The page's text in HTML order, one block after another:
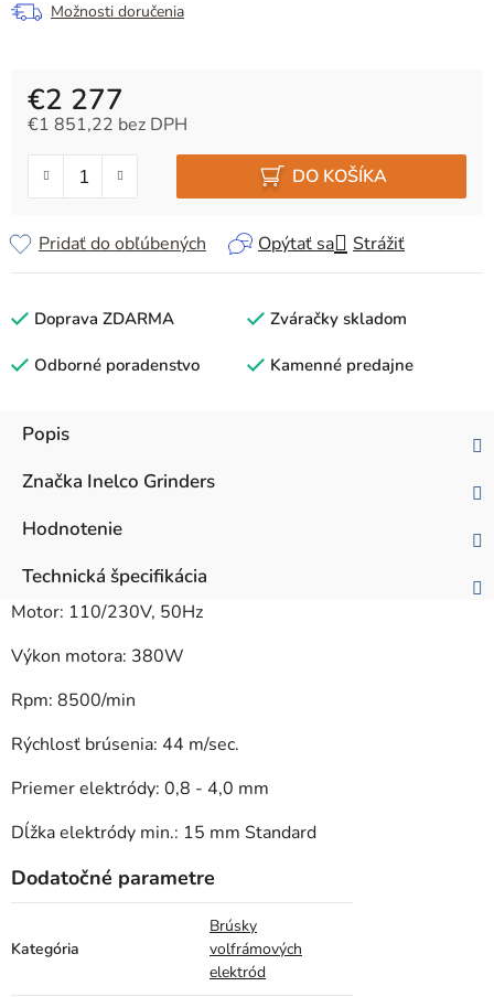
Možnosti doručenia
€2 277
€1 851,22 bez DPH
DO KOŠÍKA
Opýtať sa Strážiť
Pridať do obľúbených
Doprava ZDARMA Zváračky skladom
Odborné poradenstvo Kamenné predajne
Popis
Značka Inelco Grinders
Hodnotenie
Technická špecifikácia
Motor: 110/230V, 50Hz
Výkon motora: 380W
Rpm: 8500/min
Rýchlosť brúsenia: 44 m/sec.
Priemer elektródy: 0,8 - 4,0 mm
Dĺžka elektródy min.: 15 mm Standard
Dodatočné parametre
Kategória
Brúsky
volfrámových
elektród